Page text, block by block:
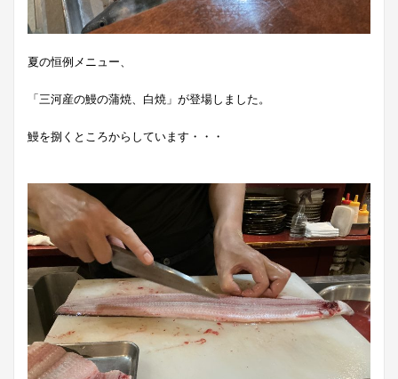
夏の恒例メニュー、
「三河産の鰻の蒲焼、白焼」が登場しました。
鰻を捌くところからしています・・・